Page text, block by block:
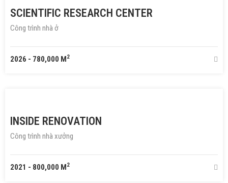
SCIENTIFIC RESEARCH CENTER
Công trình nhà ở
2026 - 780,000 M2
INSIDE RENOVATION
Công trình nhà xưởng
2021 - 800,000 M2